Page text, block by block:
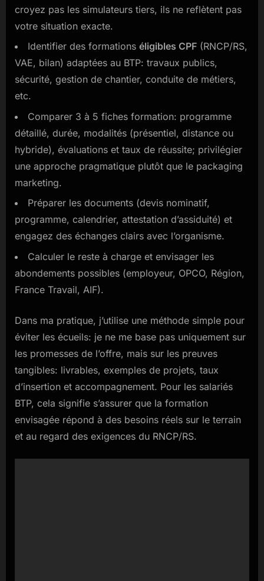
croyez pas les simulateurs tiers, ils ne reflètent pas
votre situation exacte.
Identifier des formations éligibles CPF (RNCP/RS,
VAE, bilan) adaptées au BTP: travaux publics,
sécurité, gestion de chantier, conduite de métiers,
etc.
Comparer 3 à 5 fiches formation: programme
détaillé, durée, modalités (présentiel, distance ou
hybride), évaluations et taux de réussite; privilégier
une approche pragmatique plutôt que le packaging
marketing.
Préparer les documents (devis nominatif,
programme, calendrier, attestation d’assiduité) et
engagez des échanges clairs avec l’organisme.
Calculer le reste à charge et envisager les
abondements possibles (employeur, OPCO, Région,
France Travail, AIF).
Dans ma pratique, j’utilise une méthode simple pour
éviter les écueils: je ne me base pas uniquement sur
les promesses de l’offre, mais sur les preuves
tangibles: livrables, exemples de projets, taux
d’insertion et accompagnement. Pour les salariés
BTP, cela signifie s’assurer que la formation
envisagée répond à des besoins réels sur le terrain
et au regard des exigences du RNCP/RS.